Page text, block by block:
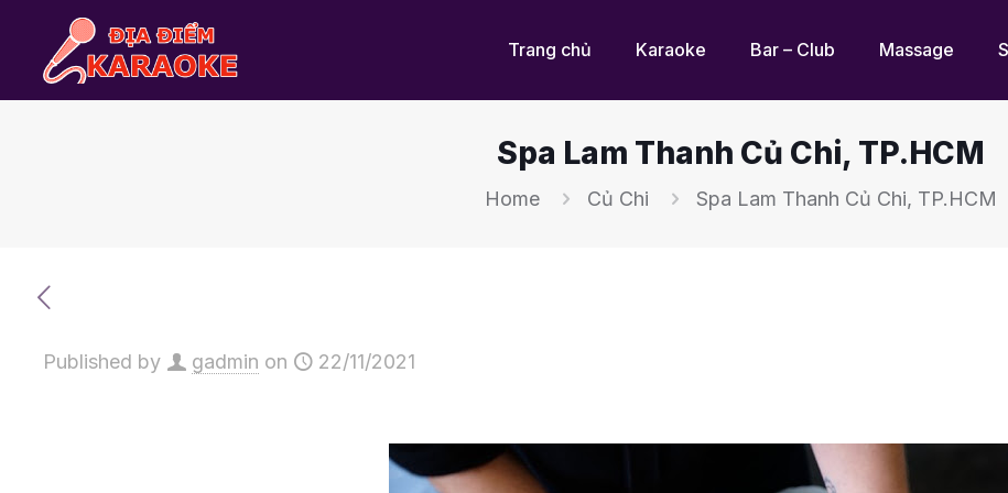
Trang chủ Karaoke Bar – Club Massage
Spa Lam Thanh Củ Chi, TP.HCM
Home Củ Chi Spa Lam Thanh Củ Chi, TP.HCM
Published by gadmin on 22/11/2021